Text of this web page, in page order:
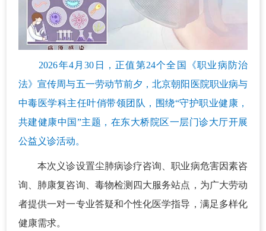
2026年4月30日，正值第24个全国《职业病防治
法》宣传周与五一劳动节前夕，北京朝阳医院职业病与
中毒医学科主任叶俏带领团队，围绕“守护职业健康，
共建健康中国”主题，在东大桥院区一层门诊大厅开展
公益义诊活动。
本次义诊设置尘肺病诊疗咨询、职业病危害因素咨
询、肺康复咨询、毒物检测四大服务站点，为广大劳动
者提供一对一专业答疑和个性化医学指导，满足多样化
健康需求。